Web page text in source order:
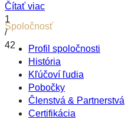
Čítať viac
1
/
42
Spoločnosť
Profil spoločnosti
História
Kľúčoví ľudia
Pobočky
Členstvá & Partnerstvá
Certifikácia